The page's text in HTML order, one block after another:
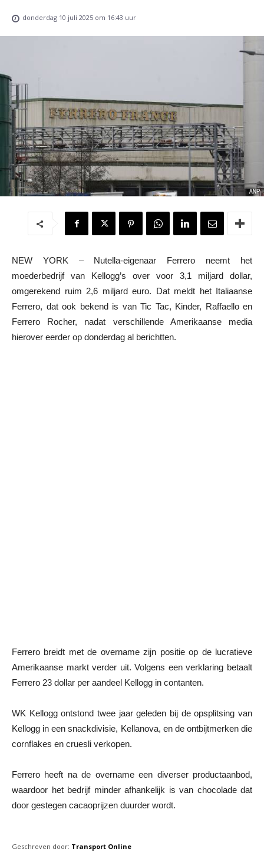
donderdag 10 juli 2025 om 16:43 uur
NEW YORK – Nutella-eigenaar Ferrero neemt het
moederbedrijf van Kellogg’s over voor 3,1 miljard dollar,
omgerekend ruim 2,6 miljard euro. Dat meldt het Italiaanse
Ferrero, dat ook bekend is van Tic Tac, Kinder, Raffaello en
Ferrero Rocher, nadat verschillende Amerikaanse media
hierover eerder op donderdag al berichtten.
Ferrero breidt met de overname zijn positie op de lucratieve
Amerikaanse markt verder uit. Volgens een verklaring betaalt
Ferrero 23 dollar per aandeel Kellogg in contanten.
WK Kellogg ontstond twee jaar geleden bij de opsplitsing van
Kellogg in een snackdivisie, Kellanova, en de ontbijtmerken die
cornflakes en cruesli verkopen.
Ferrero heeft na de overname een diverser productaanbod,
waardoor het bedrijf minder afhankelijk is van chocolade dat
door gestegen cacaoprijzen duurder wordt.
Geschreven door: Transport Online